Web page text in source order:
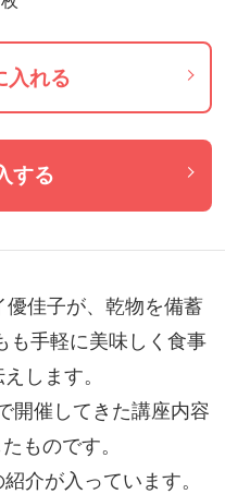
入れる
する
佳子が、乾物を備蓄
も手軽に美味しく食事
します。
開催してきた講座内容
ものです。
介が入っています。